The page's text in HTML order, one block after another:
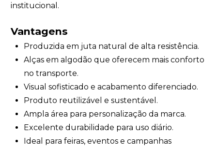
institucional.
Vantagens
Produzida em juta natural de alta resistência.
Alças em algodão que oferecem mais conforto
no transporte.
Visual sofisticado e acabamento diferenciado.
Produto reutilizável e sustentável.
Ampla área para personalização da marca.
Excelente durabilidade para uso diário.
Ideal para feiras, eventos e campanhas